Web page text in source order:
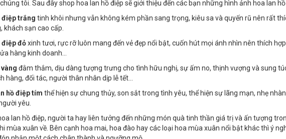
hồ điệp đều trở nên đẹp mắt, ấn tượng và ý nghĩa hơn dưới bàn tay của những chuyên gia
tôi. Sau đây shop hoa lan hồ điệp sẽ giới thiệu đến các bạn những hình ảnh hoa lan
trắng
tinh khôi nhưng vẫn không kém phần sang trọng, kiêu sa và quyến rũ nên rất
khách sạn cao cấp.
điệp đỏ
hàng kinh doanh…
đằm thắm, dịu dàng tượng trưng cho tình hữu nghị, sự ấm no, thịnh vượng và sung
hàng, đối tác, người thân nhân dịp lễ tết…
hồ điệp tím
yêu.
hoa lan hồ điệp, người ta hay liên tưởng đến những món quà tinh thần giá trị và ấn tượng